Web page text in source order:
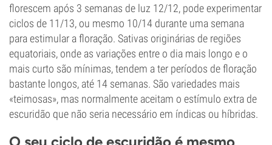
florescem após 3 semanas de luz 12/12, pode experimentar
ciclos de 11/13, ou mesmo 10/14 durante uma semana
para estimular a floração. Sativas originárias de regiões
equatoriais, onde as variações entre o dia mais longo e o
mais curto são mínimas, tendem a ter períodos de floração
bastante longos, até 14 semanas. São variedades mais
«teimosas», mas normalmente aceitam o estímulo extra de
escuridão que não seria necessário em índicas ou híbridas.